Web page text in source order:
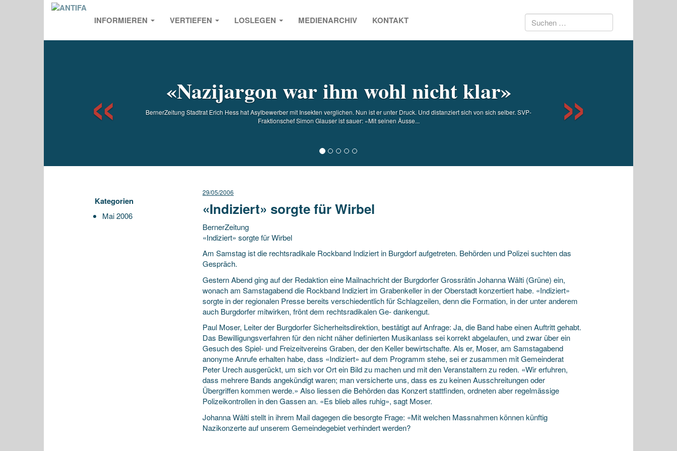
INFORMIEREN VERTIEFEN LOSLEGEN MEDIENARCHIV KONTAKT Suchen
«Nazijargon war ihm wohl nicht klar»
BernerZeitung Stadtrat Erich Hess hat Asylbewerber mit Insekten verglichen. Nun ist er unter Druck. Und distanziert sich von sich selber. SVP-
Fraktionschef Simon Glauser ist sauer: «Mit seinen Äusse...
Kategorien
Mai 2006
29/05/2006
«Indiziert» sorgte für Wirbel
BernerZeitung
«Indiziert» sorgte für Wirbel
Am Samstag ist die rechtsradikale Rockband Indiziert in Burgdorf aufgetreten. Behörden und Polizei suchten das
Gespräch.
Gestern Abend ging auf der Redaktion eine Mailnachricht der Burgdorfer Grossrätin JohannaWälti (Grüne) ein,
wonach am Samstagabend die Rockband Indiziert im Grabenkeller in der Oberstadt konzertiert habe. «Indiziert»
sorgte in der regionalen Presse bereits verschiedentlich für Schlagzeilen, denn die Formation, in der unter anderem
auch Burgdorfer mitwirken, frönt dem rechtsradikalen Ge- dankengut.
Paul Moser, Leiter der Burgdorfer Sicherheitsdirektion, bestätigt auf Anfrage: Ja, die Band habe einen Auftritt gehabt.
Das Bewilligungsverfahren für den nicht näher definierten Musikanlass sei korrekt abgelaufen, und zwar über ein
Gesuch des Spiel- und Freizeitvereins Graben, der den Keller bewirtschafte. Als er, Moser, am Samstagabend
anonyme Anrufe erhalten habe, dass «Indiziert» auf dem Programm stehe, sei er zusammen mit Gemeinderat
Peter Urech ausgerückt, um sich vor Ort ein Bild zu machen und mit den Veranstaltern zu reden. «Wir erfuhren,
dass mehrere Bands angekündigt waren; man versicherte uns, dass es zu keinen Ausschreitungen oder
Übergriffen kommen werde.» Also liessen die Behörden das Konzert stattfinden, ordneten aber regelmässige
Polizeikontrollen in den Gassen an. «Es blieb alles ruhig», sagt Moser.
Johanna Wälti stellt in ihrem Mail dagegen die besorgte Frage: «Mit welchen Massnahmen können künftig
Nazikonzerte auf unserem Gemeindegebiet verhindert werden?